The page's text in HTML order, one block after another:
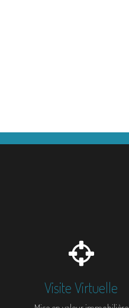
Visite Virtuelle